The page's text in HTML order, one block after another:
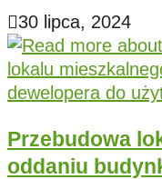
30 lipca, 2024
Przebudowa
oddaniu